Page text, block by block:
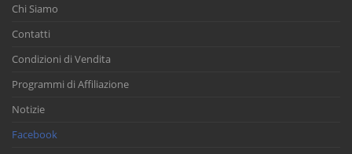
Chi Siamo
Contatti
Condizioni di Vendita
Programmi di Affiliazione
Notizie
Facebook